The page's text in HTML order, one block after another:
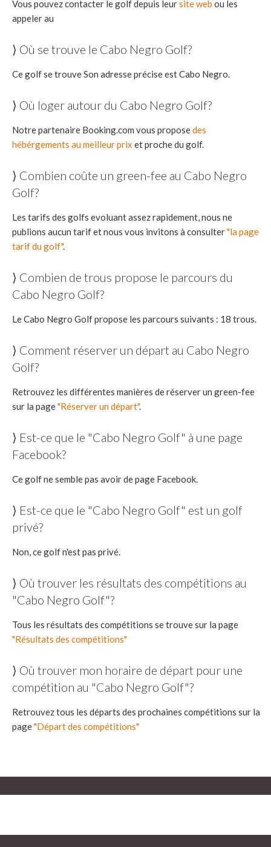
Vous pouvez contacter le golf depuis leursite web ou les
appeler au
⟩ Où se trouve le Cabo Negro Golf?
Ce golf se trouve Son adresse précise est Cabo Negro.
⟩ Où loger autour du Cabo Negro Golf?
Notre partenaire Booking.com vous proposedes
hébérgements au meilleur prix et proche du golf.
⟩ Combien coûte un green-fee au Cabo Negro
Golf?
Les tarifs des golfs evoluant assez rapidement, nous ne
publions aucun tarif et nous vous invitons à consulter"la page
tarif du golf".
⟩ Combien de trous propose le parcours du
Cabo Negro Golf?
Le Cabo Negro Golf propose les parcours suivants : 18 trous.
⟩ Comment réserver un départ au Cabo Negro
Golf?
Retrouvez les différentes manières de réserver un green-fee
sur la page"Réserver un départ".
⟩ Est-ce que le "Cabo Negro Golf" à une page
Facebook?
Ce golf ne semble pas avoir de page Facebook.
⟩ Est-ce que le "Cabo Negro Golf" est un golf
privé?
Non, ce golf n'est pas privé.
⟩ Où trouver les résultats des compétitions au
"Cabo Negro Golf"?
Tous les résultats des compétitions se trouve sur la page
"Résultats des compétitions"
⟩ Où trouver mon horaire de départ pour une
compétition au "Cabo Negro Golf"?
Retrouvez tous les départs des prochaines compétitions sur la
page"Départ des compétitions"